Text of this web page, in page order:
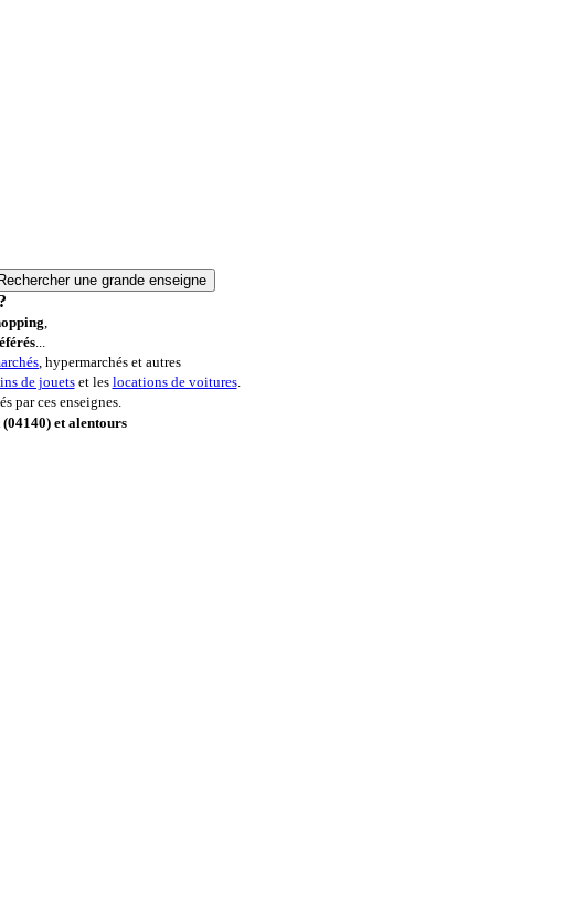
,
...
, hypermarchés et autres
de jouetset les locations de voitures.
par ces enseignes.
(04140) et alentours